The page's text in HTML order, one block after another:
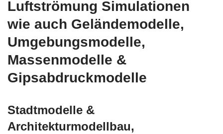
Luftströmung Simulationen
wie auch Geländemodelle,
Umgebungsmodelle,
Massenmodelle &
Gipsabdruckmodelle
Stadtmodelle &
Architekturmodellbau,